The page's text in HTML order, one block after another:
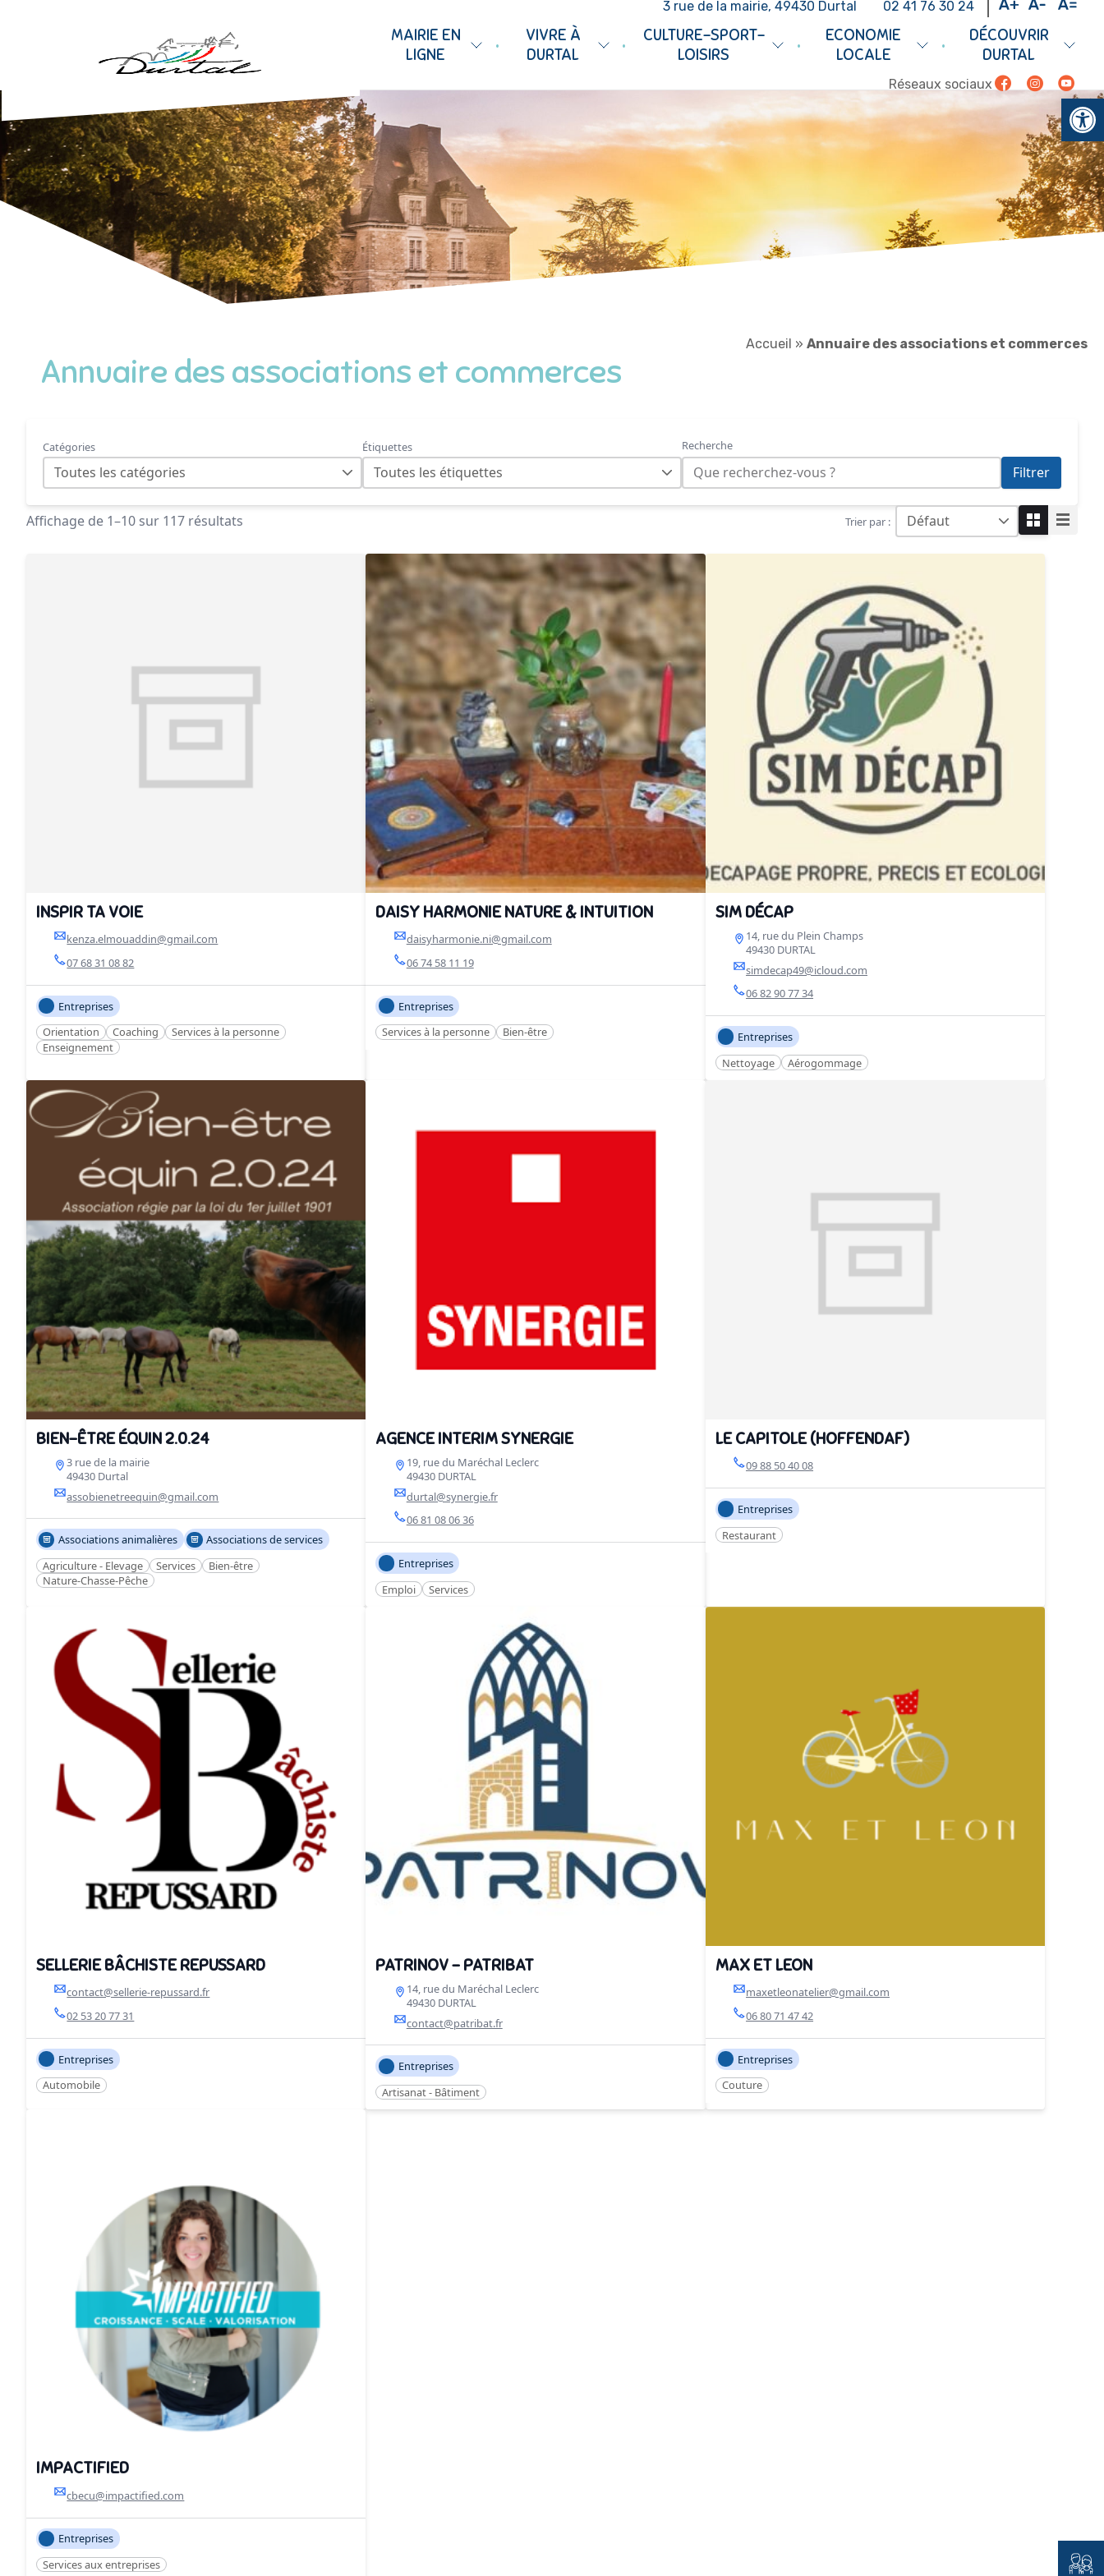
3 rue de la mairie, 49430 Durtal 02 41 76 30 24
MAIRIE EN
LIGNE
•
VIVRE À
DURTAL
•
CULTURE-SPORT-
LOISIRS
•
ECONOMIE
LOCALE
•
DÉCOUVRIR
DURTAL
Réseaux sociaux FacebookInstagram
Accueil » Annuaire des associations et commerces
Annuaire des associations et commerces
Catégories
Toutes les catégories
Étiquettes
Toutes les étiquettes
Recherche
Réinitialiser
Filtrer
Affichage de 1–10 sur 117 résultats Trier par : GrilleListe
INSPIR TA VOIE
kenza.elmouaddin@gmail.com
07 68 31 08 82
Entreprises
Orientation
Coaching
Services à la personne
Enseignement
DAISY HARMONIE NATURE & INTUITION
daisyharmonie.ni@gmail.com
06 74 58 11 19
Entreprises
Services à la personne
Bien-être
SIM DÉCAP
14, rue du Plein Champs
49430 DURTAL
simdecap49@icloud.com
06 82 90 77 34
Entreprises
Nettoyage
Aérogommage
BIEN-ÊTRE ÉQUIN 2.0.24
3 rue de la mairie
49430 Durtal
assobienetreequin@gmail.com
Associations animalières
Associations de services
Agriculture - Elevage
Services
Bien-être
Nature-Chasse-Pêche
AGENCE INTERIM SYNERGIE
19, rue du Maréchal Leclerc
49430 DURTAL
durtal@synergie.fr
06 81 08 06 36
Entreprises
Emploi
Services
LE CAPITOLE (HOFFENDAF)
09 88 50 40 08
Entreprises
Restaurant
SELLERIE BÂCHISTE REPUSSARD
contact@sellerie-repussard.fr
02 53 20 77 31
Entreprises
Automobile
PATRINOV – PATRIBAT
14, rue du Maréchal Leclerc
49430 DURTAL
contact@patribat.fr
Entreprises
Artisanat - Bâtiment
MAX ET LEON
maxetleonatelier@gmail.com
06 80 71 47 42
Entreprises
Couture
IMPACTIFIED
cbecu@impactified.com
Entreprises
Services aux entreprises